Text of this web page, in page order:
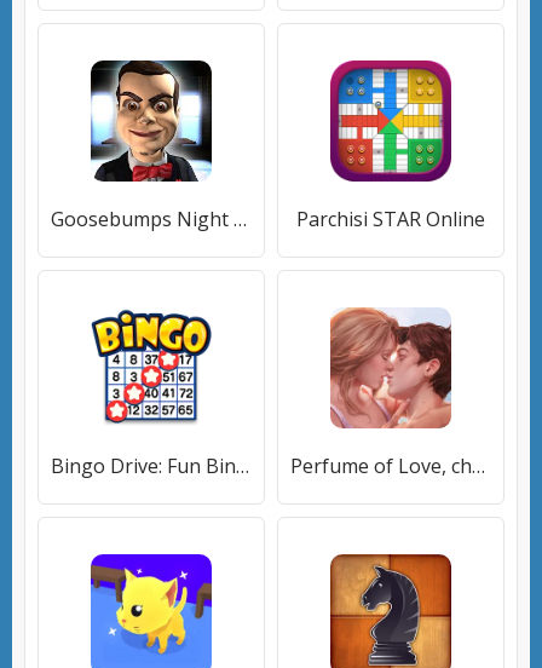
Goosebumps Night of Scares Parchisi STAR Online
Bingo Drive: Fun Bingo Games Perfume of Love, choice story